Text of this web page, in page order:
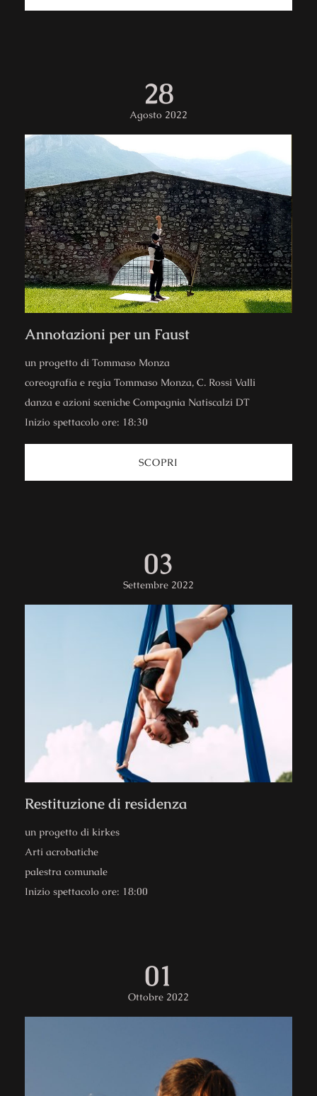
28
Agosto 2022
Annotazioni per un Faust
un progetto di Tommaso Monza
coreografia e regia Tommaso Monza, C. Rossi Valli
danza e azioni sceniche Compagnia Natiscalzi DT
Inizio spettacolo ore: 18:30
SCOPRI
03
Settembre 2022
Restituzione di residenza
un progetto di kirkes
Arti acrobatiche
palestra comunale
Inizio spettacolo ore: 18:00
01
Ottobre 2022